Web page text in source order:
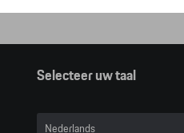
Selecteer uw taal
Nederlands